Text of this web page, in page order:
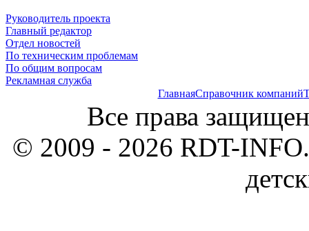
Руководитель проекта
Главный редактор
Отдел новостей
По техническим проблемам
По общим вопросам
Рекламная служба
ГлавнаяСправочник компаний
Все права
© 2009 - 2026 RDT-